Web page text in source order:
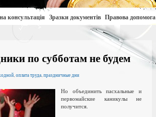
консультація Зразки документів Правова допомога
по субботам не будем
,оплата труда,праздничные дни
Но объединить пасхальные и
первомайские каникулы не
получится.